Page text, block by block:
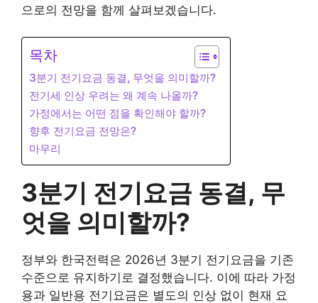
으로의 전망을 함께 살펴보겠습니다.
목차
3분기 전기요금 동결, 무엇을 의미할까?
전기세 인상 우려는 왜 계속 나올까?
가정에서는 어떤 점을 확인해야 할까?
향후 전기요금 전망은?
마무리
3분기 전기요금 동결, 무
엇을 의미할까?
정부와 한국전력은 2026년 3분기 전기요금을 기존
수준으로 유지하기로 결정했습니다. 이에 따라 가정
용과 일반용 전기요금은 별도의 인상 없이 현재 요